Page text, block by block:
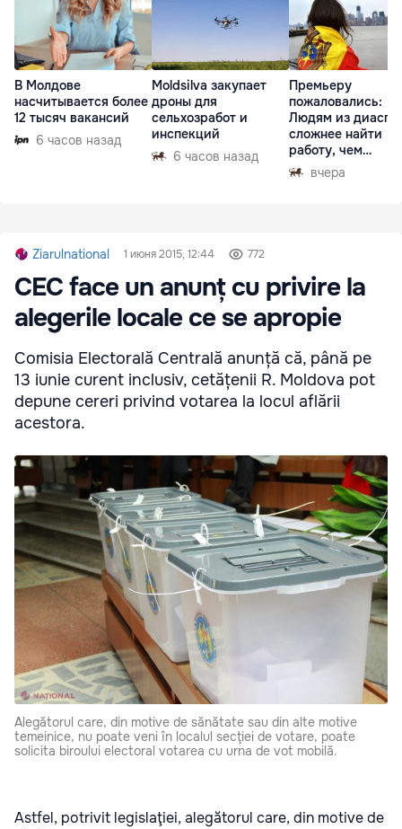
В Молдове
насчитывается более
12 тысяч вакансий
6 часов назад
Moldsilva закупает
дроны для
сельхозработ и
инспекций
6 часов назад
Премьеру
пожаловались:
Людям из
сложнее найти
работу, чем
гастарбайтерам
вчера
Ziarulnational 1 июня 2015, 12:44 772
CEC face un anunț cu privire la
alegerile locale ce se apropie
Comisia Electorală Centrală anunță că, până pe
13 iunie curent inclusiv, cetățenii R. Moldova pot
depune cereri privind votarea la locul aflării
acestora.
Alegătorul care, din motive de sănătate sau din alte motive
temeinice, nu poate veni în localul secţiei de votare, poate
solicita biroului electoral votarea cu urna de vot mobilă.
Astfel, potrivit legislaţiei, alegătorul care, din motive de